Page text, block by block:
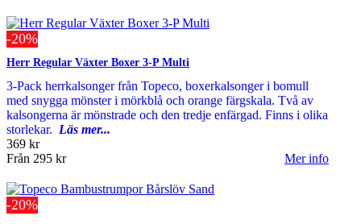
-20%
Herr Regular Växter Boxer 3-P Multi
3-Pack herrkalsonger från Topeco, boxerkalsonger i bomull
med snygga mönster i mörkblå och orange färgskala. Två av
kalsongerna är mönstrade och den tredje enfärgad. Finns i olika
storlekar. Läs mer...
369 kr
Från 295 kr Mer info
-20%